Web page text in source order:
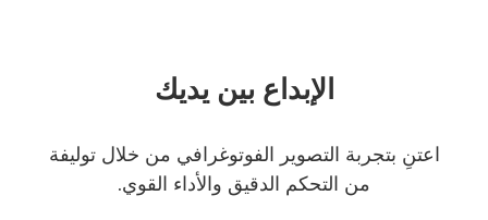
الإبداع بين يديك
اعتنِ بتجربة التصوير الفوتوغرافي من خلال توليفة
من التحكم الدقيق والأداء القوي.